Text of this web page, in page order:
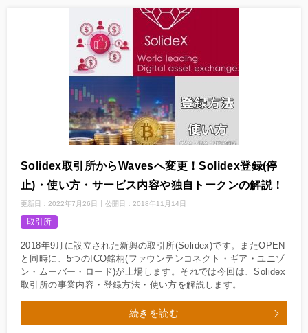
Solidex取引所からWavesへ変更！Solidex登録(停
止)・使い方・サービス内容や独自トークンの解説！
更新日： 2022年7月26日 公開日： 2018年11月14日
取引所
2018年9月に設立された新興の取引所(Solidex)です。またOPEN
と同時に、5つのICO銘柄(ファウンテンコネクト・ギア・ユニゾ
ン・ムーバー・ロード)が上場します。それでは今回は、Solidex
取引所の事業内容・登録方法・使い方を解説します。
続きを読む